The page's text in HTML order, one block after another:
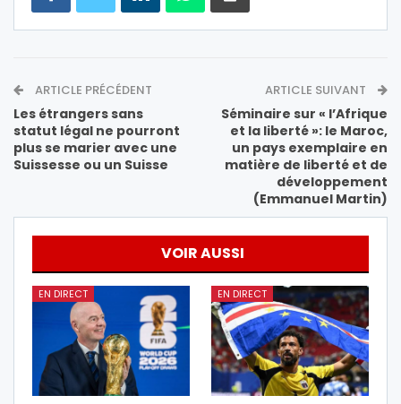
ARTICLE PRÉCÉDENT
Les étrangers sans
statut légal ne pourront
plus se marier avec une
Suissesse ou un Suisse
ARTICLE SUIVANT
Séminaire sur « l’Afrique
et la liberté »: le Maroc,
un pays exemplaire en
matière de liberté et de
développement
(Emmanuel Martin)
VOIR AUSSI
EN DIRECT EN DIRECT